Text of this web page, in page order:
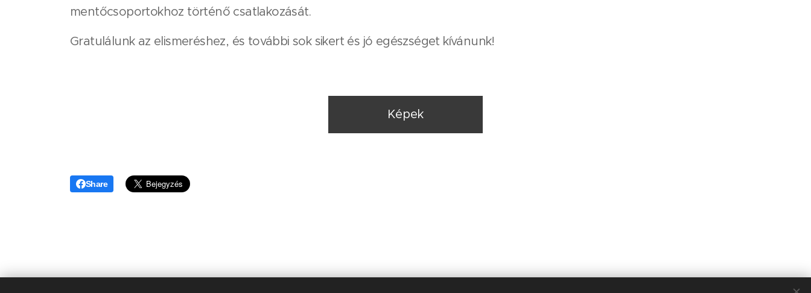
mentőcsoportokhoz történő csatlakozását.
Gratulálunk az elismeréshez, és további sok sikert és jó egészséget kívánunk!
Képek
Share